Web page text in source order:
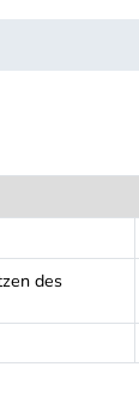
des